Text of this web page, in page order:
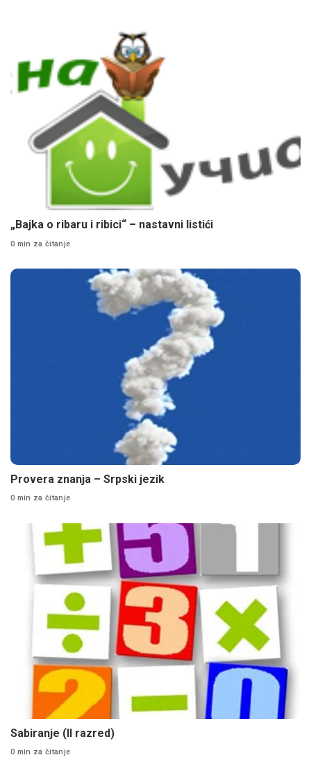
„Bajka o ribaru i ribici“ – nastavni listići
0 min za čitanje
Provera znanja – Srpski jezik
0 min za čitanje
Sabiranje (II razred)
0 min za čitanje